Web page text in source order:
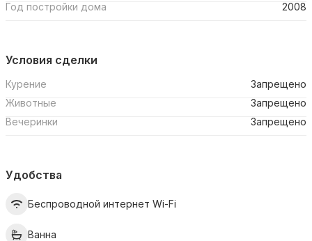
Год постройки дома
2008
Условия сделки
Курение
Запрещено
Животные
Запрещено
Вечеринки
Запрещено
Удобства
Беспроводной интернет Wi-Fi
Ванна